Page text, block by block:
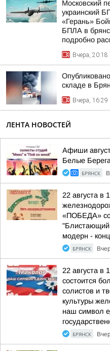
Московский
украинский
«Герань»
БПЛА в
подробно
Вчера, 20:18
складе в
Вчера, 16:29
ЛЕНТА НОВОСТЕЙ
Афиши
Белые Берега
БРЯНСК
22 августа в
«ПОБЕДА»
"Блистающий
модерн -
БРЯНСК
22 августа в
состоится
солистов и
культуры
наш символ
БРЯНСК